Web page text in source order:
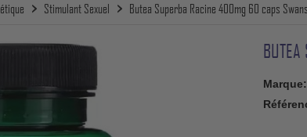
Stimulant Sexuel Butea Superba Racine 400mg 60 caps
Marque: